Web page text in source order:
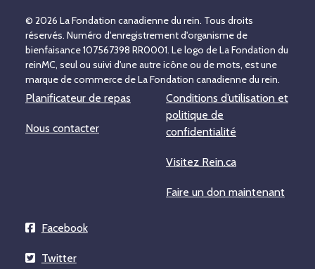
© 2026 La Fondation canadienne du rein. Tous droits
réservés. Numéro d'enregistrement d'organisme de
bienfaisance 107567398 RR0001. Le logo de La Fondation du
reinMC, seul ou suivi d'une autre icône ou de mots, est une
marque de commerce de La Fondation canadienne du rein.
Planificateur de repas
Nous contacter
Conditions d’utilisation et
politique de
confidentialité
Visitez Rein.ca
Faire un don maintenant
Facebook
Twitter